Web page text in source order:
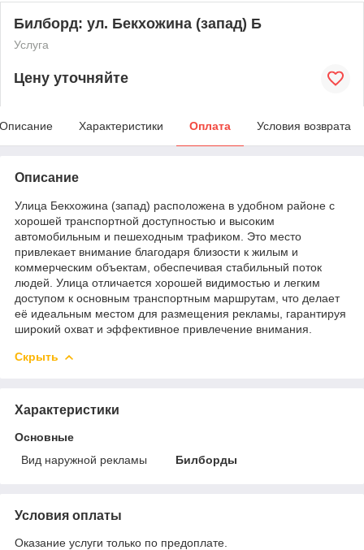
Билборд: ул. Бекхожина (запад) Б
Услуга
Цену уточняйте
Описание Характеристики Оплата Условия возврата
Описание
Улица Бекхожина (запад) расположена в удобном районе с
хорошей транспортной доступностью и высоким
автомобильным и пешеходным трафиком. Это место
привлекает внимание благодаря близости к жилым и
коммерческим объектам, обеспечивая стабильный поток
людей. Улица отличается хорошей видимостью и легким
доступом к основным транспортным маршрутам, что делает
её идеальным местом для размещения рекламы, гарантируя
широкий охват и эффективное привлечение внимания.
Скрыть
Характеристики
Основные
Вид наружной рекламы
Билборды
Условия оплаты
Оказание услуги только по предоплате.